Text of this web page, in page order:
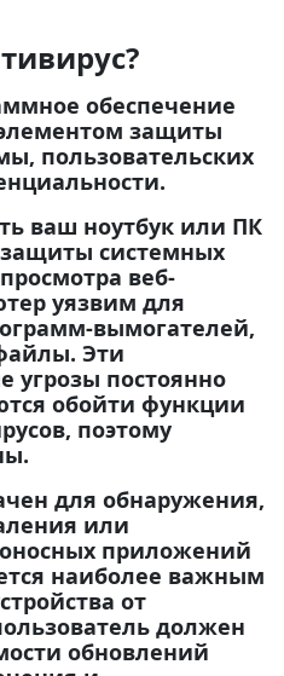
обеспечение
защиты
пользовательских
ваш ноутбук или ПК
защиты системных
веб-
уязвим для
вымогателей,
Эти
угрозы постоянно
обойти функции
поэтому
для обнаружения,
или
приложений
наиболее важным
от
должен
обновлений